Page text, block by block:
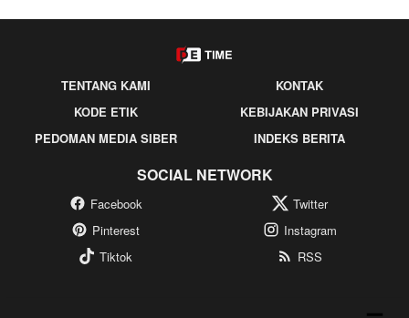
TENTANG KAMI
KONTAK
KODE ETIK
KEBIJAKAN PRIVASI
PEDOMAN MEDIA SIBER
INDEKS BERITA
SOCIAL NETWORK
Facebook
Twitter
Pinterest
Instagram
Tiktok
RSS